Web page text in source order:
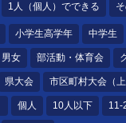
1人（個人）でできる
小学生高学年 中学生
男女 部活動・体育会
県大会 市区町村大会（上
個人 10人以下 11-